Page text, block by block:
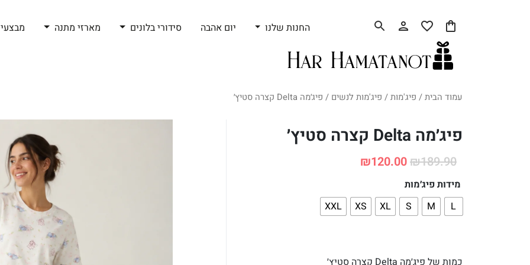
החנות שלנו יום אהבה סידורי בלונים מארזי מתנה
עמוד הבית/ פיג'מות/ פיג'מות לנשים / פיג׳מה Delta קצרה סטיץ׳
פיג׳מה Delta קצרה סטיץ׳
₪189.90
₪120.00
מידות פיג׳מות
L
M
S
XL
XS
XXL